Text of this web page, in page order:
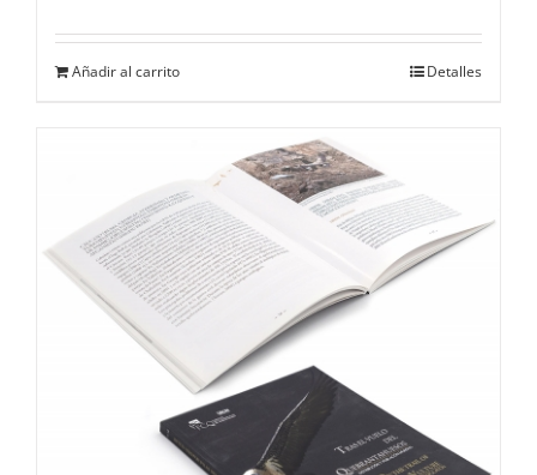
Añadir al carrito Detalles